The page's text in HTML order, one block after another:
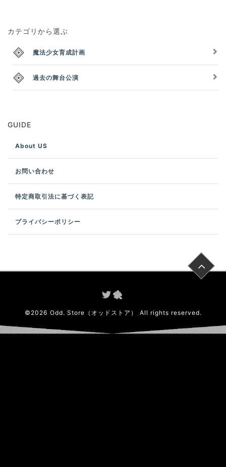
カテゴリから選ぶ
魔法少女育成計画
過去の舞台公演
GUIDE
About US
お問い合わせ
特定商取引法に基づく表記
プライバシーポリシー
© 2026 Odd. Store（オッドストア） All rights reserved.